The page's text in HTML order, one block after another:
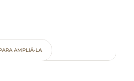
AMPLIÁ-LA